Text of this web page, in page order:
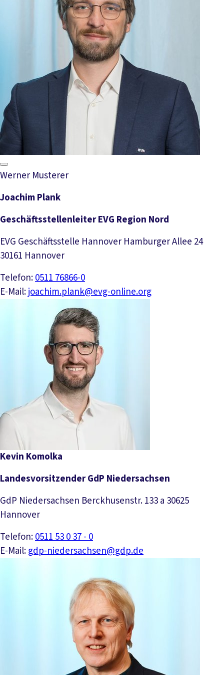
Werner Musterer
Joachim Plank
Geschäftsstellenleiter EVG Region Nord
EVG Geschäftsstelle Hannover Hamburger Allee 24
30161 Hannover
Telefon:0511 76866-0
E-Mail:joachim.plank@evg-online.org
Kevin Komolka
Landesvorsitzender GdP Niedersachsen
GdP Niedersachsen Berckhusenstr. 133 a 30625
Hannover
Telefon:0511 53 0 37 - 0
E-Mail:gdp-niedersachsen@gdp.de